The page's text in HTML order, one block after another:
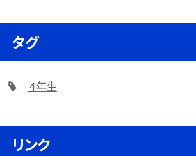
タグ
４年生
リンク